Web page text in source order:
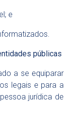
e
públicas
a se equiparar
legais e para a
jurídica de